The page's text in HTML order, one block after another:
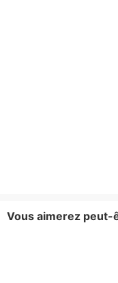
Vous aimerez peut-